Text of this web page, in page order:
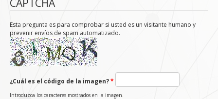
CAPTCHA
Esta pregunta es para comprobar si usted es un visitante humano y
prevenir envíos de spam automatizado.
¿Cuál es el código de la imagen?*
Introduzca los caracteres mostrados en la imagen.